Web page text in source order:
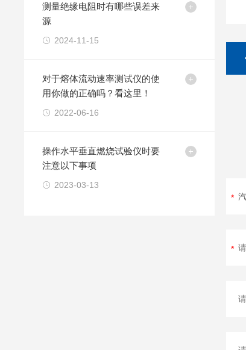
测量绝缘电阻时有哪些误差来
源
2024-11-15
对于熔体流动速率测试仪的使
用你做的正确吗？看这里！
2022-06-16
操作水平垂直燃烧试验仪时要
注意以下事项
2023-03-13